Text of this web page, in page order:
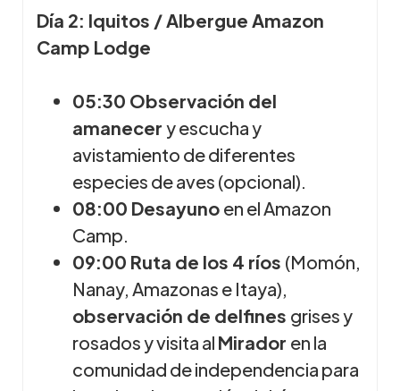
Día 2: Iquitos / Albergue Amazon
Camp Lodge
05:30 Observación del
amanecer y escucha y
avistamiento de diferentes
especies de aves (opcional).
08:00 Desayuno en el Amazon
Camp.
09:00 Ruta de los 4 ríos (Momón,
Nanay, Amazonas e Itaya),
observación de delfines grises y
rosados y visita al Mirador en la
comunidad de independencia para